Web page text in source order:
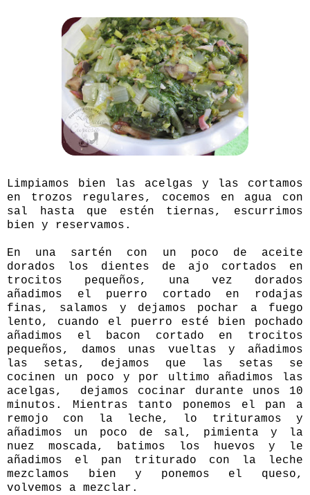
Limpiamos bien las acelgas y las cortamos
en trozos regulares, cocemos en agua con
sal hasta que estén tiernas, escurrimos
bien y reservamos.
En una sartén con un poco de aceite
dorados los dientes de ajo cortados en
trocitos pequeños, una vez dorados
añadimos el puerro cortado en rodajas
finas, salamos y dejamos pochar a fuego
lento, cuando el puerro esté bien pochado
añadimos el bacon cortado en trocitos
pequeños, damos unas vueltas y añadimos
las setas, dejamos que las setas se
cocinen un poco y por ultimo añadimos las
acelgas, dejamos cocinar durante unos 10
minutos. Mientras tanto ponemos el pan a
remojo con la leche, lo trituramos y
añadimos un poco de sal, pimienta y la
nuez moscada, batimos los huevos y le
añadimos el pan triturado con la leche
mezclamos bien y ponemos el queso,
volvemos a mezclar.